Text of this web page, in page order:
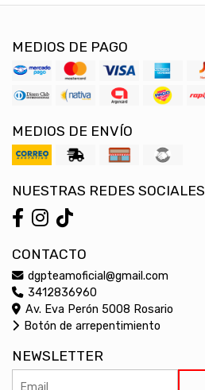
MEDIOS DE PAGO
MEDIOS DE ENVÍO
NUESTRAS REDES SOCIALES
CONTACTO
dgpteamoficial@gmail.com
3412836960
Av. Eva Perón 5008 Rosario
Botón de arrepentimiento
NEWSLETTER